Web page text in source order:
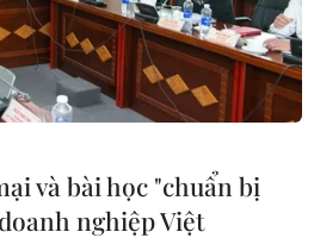
và bài học "chuẩn bị
nghiệp Việt